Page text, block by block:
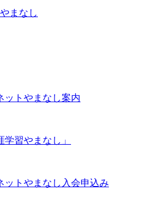
まなし
ットやまなし案内
習やまなし」
ットやまなし入会申込み